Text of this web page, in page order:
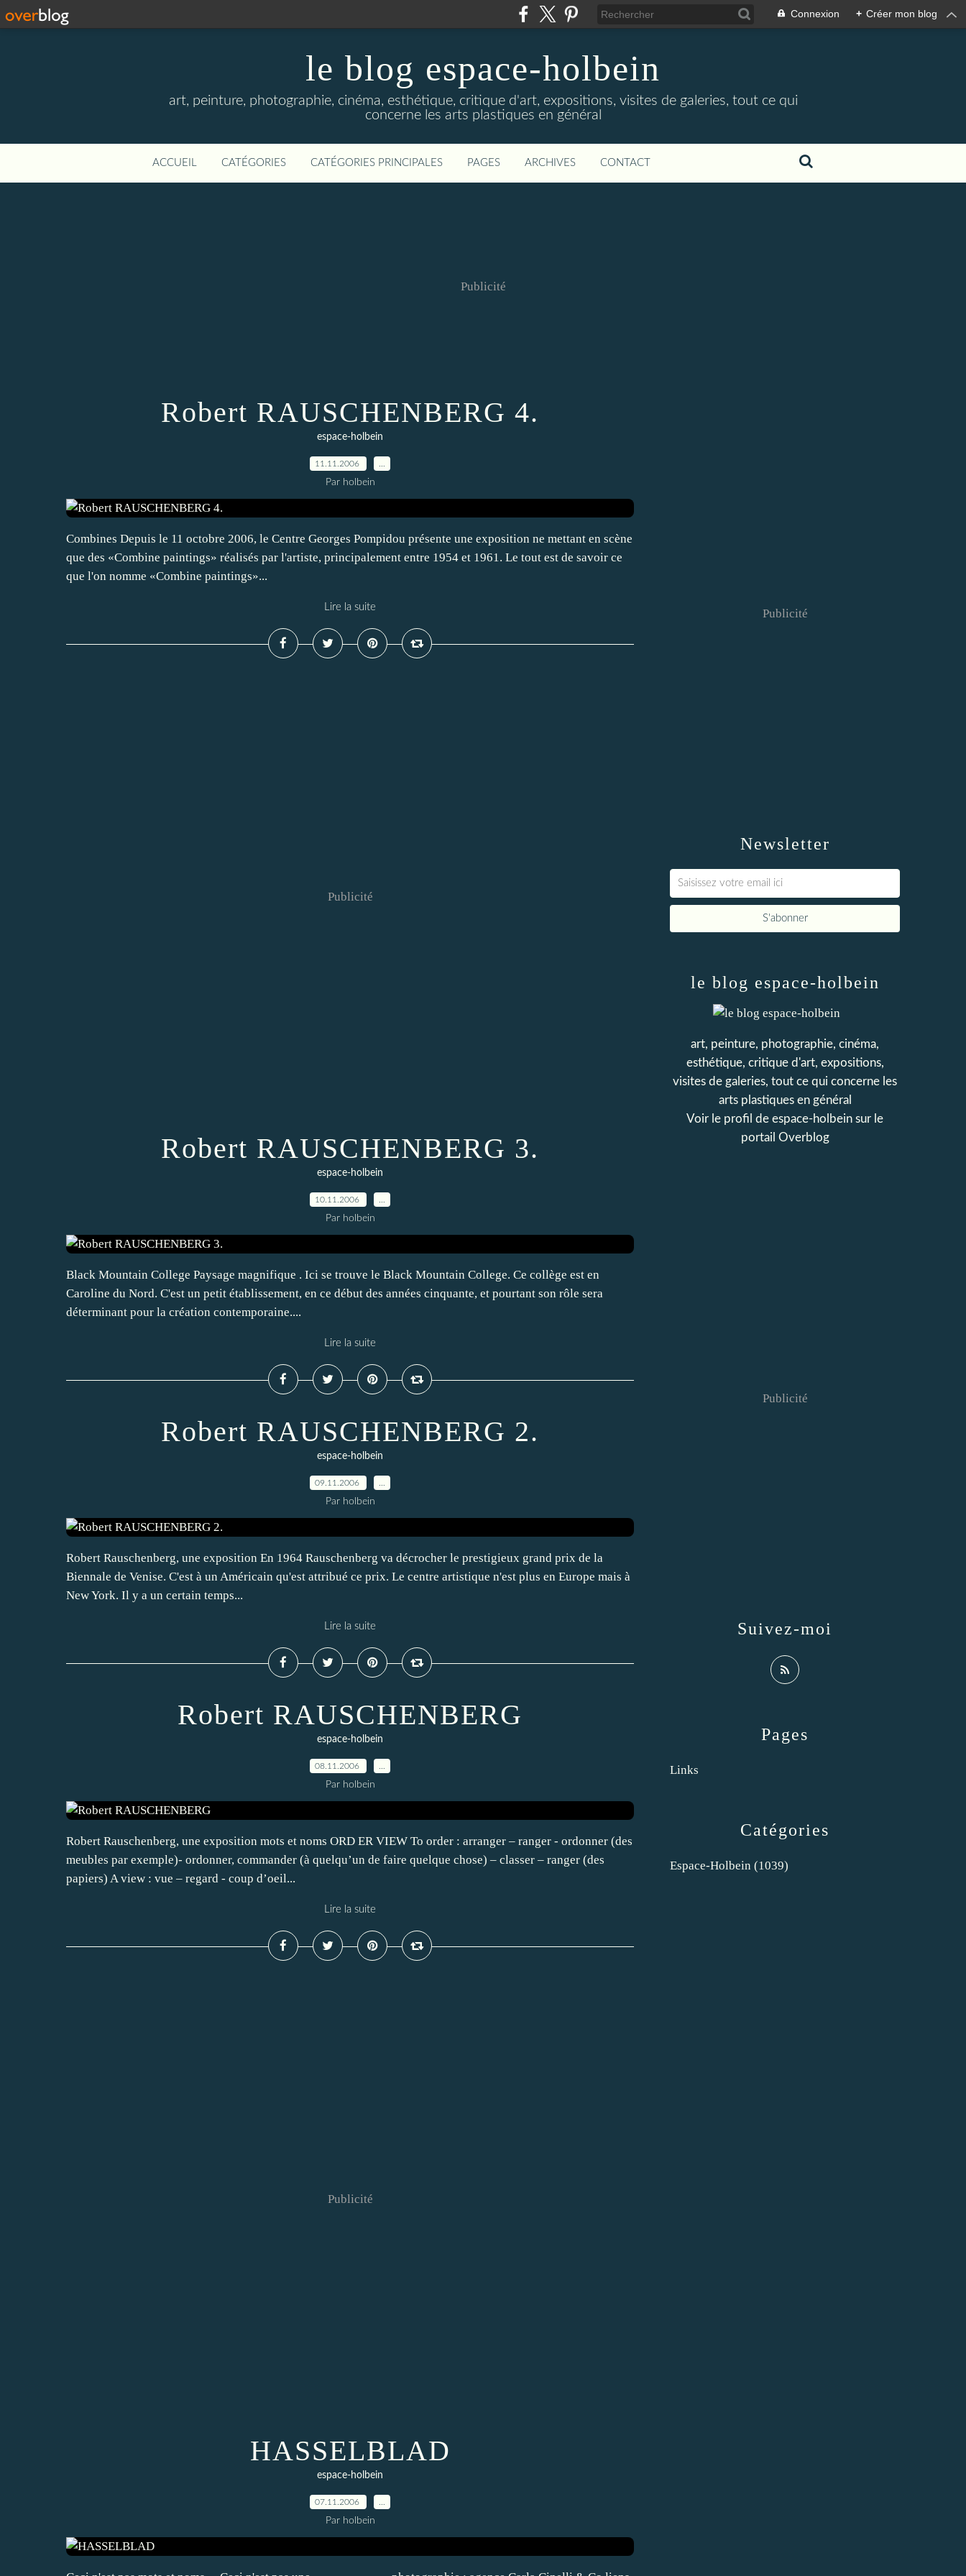
Connexion + Créer mon blog
le blog espace-holbein
art, peinture, photographie, cinéma, esthétique, critique d'art, expositions, visites de galeries, tout ce qui
concerne les arts plastiques en général
ACCUEIL CATÉGORIES CATÉGORIES PRINCIPALES PAGES ARCHIVES CONTACT
Publicité
Robert RAUSCHENBERG 4.
espace-holbein
11.11.2006
Par holbein
Combines Depuis le 11 octobre 2006, le Centre Georges Pompidou présente une exposition ne mettant en scène
que des «Combine paintings» réalisés par l'artiste, principalement entre 1954 et 1961. Le tout est de savoir ce
que l'on nomme «Combine paintings»...
Lire la suite
Publicité
Robert RAUSCHENBERG 3.
espace-holbein
10.11.2006
Par holbein
Black Mountain College Paysage magnifique . Ici se trouve le Black Mountain College. Ce collège est en
Caroline du Nord. C'est un petit établissement, en ce début des années cinquante, et pourtant son rôle sera
déterminant pour la création contemporaine....
Lire la suite
Robert RAUSCHENBERG 2.
espace-holbein
09.11.2006
Par holbein
Robert Rauschenberg, une exposition En 1964 Rauschenberg va décrocher le prestigieux grand prix de la
Biennale de Venise. C'est à un Américain qu'est attribué ce prix. Le centre artistique n'est plus en Europe mais à
New York. Il y a un certain temps...
Lire la suite
Robert RAUSCHENBERG
espace-holbein
08.11.2006
Par holbein
Robert Rauschenberg, une exposition mots et noms ORD ER VIEW To order : arranger – ranger - ordonner (des
meubles par exemple)- ordonner, commander (à quelqu’un de faire quelque chose) – classer – ranger (des
papiers) A view : vue – regard - coup d’oeil...
Lire la suite
Publicité
HASSELBLAD
espace-holbein
07.11.2006
Par holbein
Newsletter
Publicité
Catégories
Espace-Holbein (1039)
Pages
Links
le blog espace-holbein
art, peinture, photographie, cinéma,
esthétique, critique d'art, expositions,
visites de galeries, tout ce qui concerne les
arts plastiques en général
Voir le profil de espace-holbein sur le
portail Overblog
Suivez-moi
Publicité